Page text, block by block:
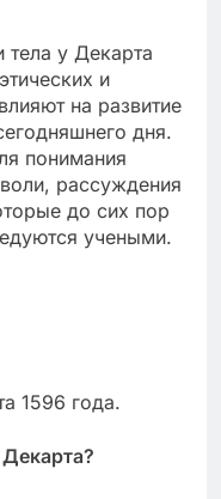
тела у Декарта
и
на развитие
дня.
понимания
рассуждения
до сих пор
учеными.
1596 года.